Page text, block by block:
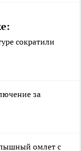
сократили
за
омлет с